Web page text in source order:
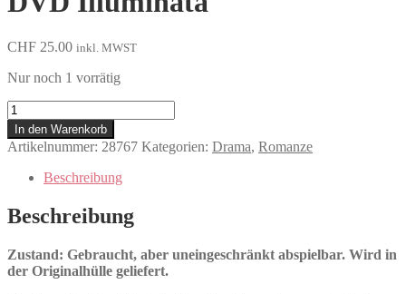
CHF 25.00 inkl. MWST
Nur noch 1 vorrätig
Illuminata
Menge
In den Warenkorb
Artikelnummer: 28767 Kategorien: Drama, Romanze
Beschreibung
Beschreibung
Zustand: Gebraucht, aber uneingeschränkt abspielbar. Wird in
der Originalhülle geliefert.